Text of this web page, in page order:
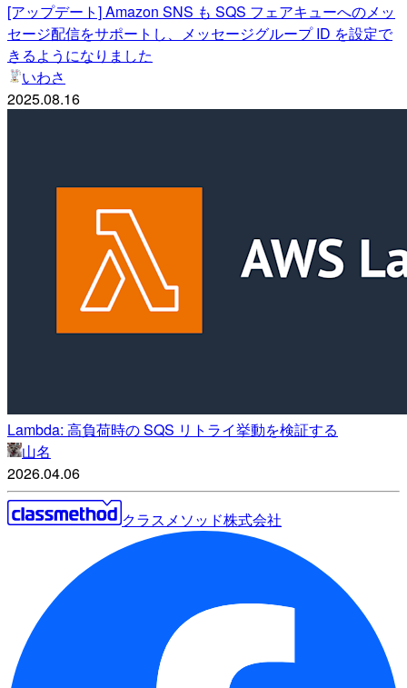
[アップデート] Amazon SNS も SQS フェアキューへのメッ
セージ配信をサポートし、メッセージグループ ID を設定で
きるようになりました
いわさ
2025.08.16
Lambda: 高負荷時の SQS リトライ挙動を検証する
山名
2026.04.06
クラスメソッド株式会社